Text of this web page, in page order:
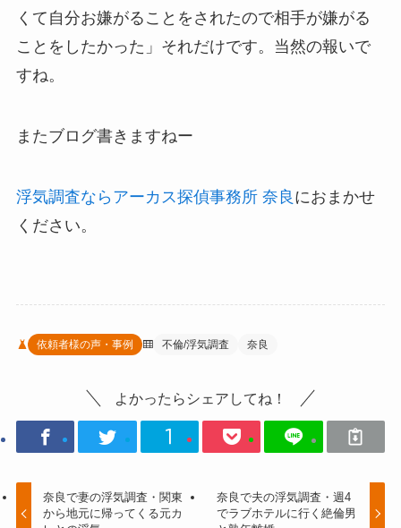
くて自分お嫌がることをされたので相手が嫌がる
ことをしたかった」それだけです。当然の報いで
すね。
またブログ書きますねー
浮気調査ならアーカス探偵事務所 奈良 におまかせ
ください。
依頼者様の声・事例 不倫/浮気調査 奈良
よかったらシェアしてね！
奈良で妻の浮気調査・関東
から地元に帰ってくる元カ
奈良で夫の浮気調査・週4
でラブホテルに行く絶倫男